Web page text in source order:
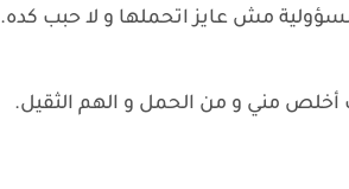
مش عايز اتحملها و لا حبب كده.
مني و من الحمل و الهم الثقيل.